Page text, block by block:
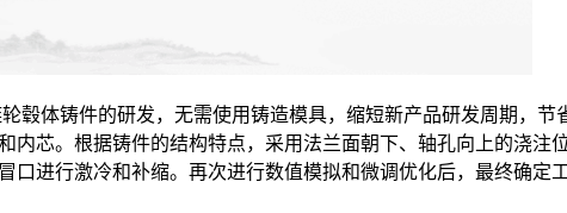
毂体铸件的研发，无需使用铸造模具，缩短新产品研发周期，
内芯。根据铸件的结构特点，采用法兰面朝下、轴孔向上的浇
口进行激冷和补缩。再次进行数值模拟和微调优化后，最终确